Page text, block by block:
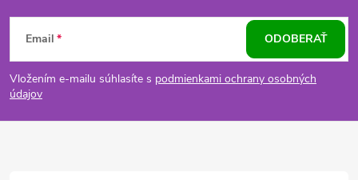
Z
á
p
Email
Vložením e-mailu súhlasíte s podmienkami ochrany osobných
údajov
ODOBERAŤ